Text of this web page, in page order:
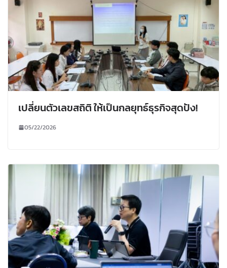
เปลี่ยนตัวเลขสถิติ ให้เป็นกลยุทธ์ธุรกิจสุดปัง!
05/22/2026